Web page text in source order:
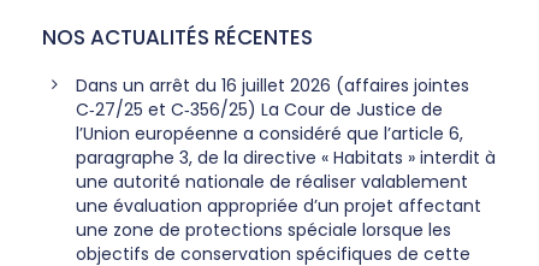
NOS ACTUALITÉS RÉCENTES
Dans un arrêt du 16 juillet 2026 (affaires jointes
C‑27/25 et C‑356/25) La Cour de Justice de
l’Union européenne a considéré que l’article 6,
paragraphe 3, de la directive « Habitats » interdit à
une autorité nationale de réaliser valablement
une évaluation appropriée d’un projet affectant
une zone de protections spéciale lorsque les
objectifs de conservation spécifiques de cette